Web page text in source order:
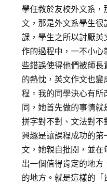
學任教於友校外文系
文，那是外文系學生很
課，學生之所以討厭英
作的過程中，一不小心
些錯誤使得他們被師長
的熱忱，英文作文也
程。我的同學決心有所
同，她首先做的事情
拼字對不對、文法對不
興趣是讓課程成功的
文，她親自批閱，並
出一個值得肯定的地
的地方。就是這樣的